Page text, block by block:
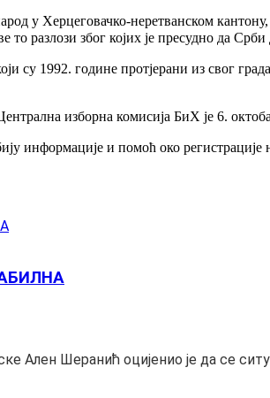
у Херцеговачко-неретванском
разлози због којих је пресудно да
су 1992. године протјерани из свог
изборна комисија БиХ је 6.
информације и помоћ око
Ален Шеранић оцијенио је да се